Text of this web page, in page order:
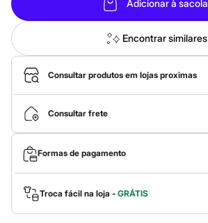
Novidades
Roupas
Blusas e Camisetas
Básicos
Calças
Casacos e Jaquetas
Jeans
Macacões
Saias
Shorts e Bermudas
Vestidos
Acessórios
Bolsas
Bonés e Chapéus
Bijoux
Cintos
Óculos
Relógios
Adicionar à sacola
Encontrar similares
Consultar produtos em lojas proximas
Consultar frete
Formas de pagamento
Troca fácil na loja - GRÁTIS